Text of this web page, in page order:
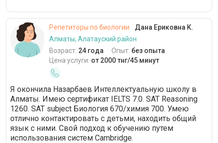
Репетиторы по биологии
Дана Ериковна К.
Алматы, Алатауский район
Возраст: 24 года Опыт: без опыта
Цена услуги: от 2000 тнг/45 минут
Я окончила Назарбаев Интеллектуальную школу в
Алматы. Имею сертификат IELTS 7.0. SAT Reasoning
1260. SAT subject Биология 670/химия 700. Умею
отлично контактировать с детьми, находить общий
язык с ними. Свой подход к обучению путем
использования систем Cambridge.